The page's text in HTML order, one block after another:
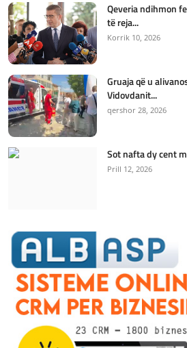
Qeveria ndihmon
të reja...
Korrik 10, 2026
Gruaja që u
Vidovdanit...
qershor 28, 2026
Sot nafta dy cent
Prill 12, 2026